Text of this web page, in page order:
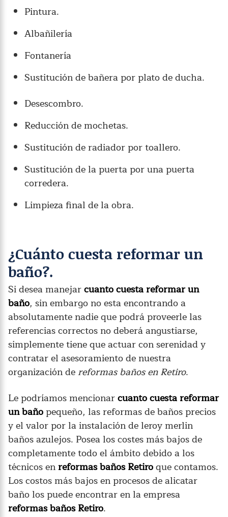
Pintura.
Albañilería
Fontanería
Sustitución de bañera por plato de ducha.
Desescombro.
Reducción de mochetas.
Sustitución de radiador por toallero.
Sustitución de la puerta por una puerta
corredera.
Limpieza final de la obra.
¿Cuánto cuesta reformar un
baño?.
Si desea manejarcuanto cuesta reformar un
baño, sin embargo no esta encontrando a
absolutamente nadie que podrá proveerle las
referencias correctos no deberá angustiarse,
simplemente tiene que actuar con serenidad y
contratar el asesoramiento de nuestra
organización de reformas baños en Retiro.
Le podríamos mencionarcuanto cuesta reformar
un baño pequeño, las reformas de baños precios
y el valor por la instalación de leroy merlin
baños azulejos. Posea los costes más bajos de
completamente todo el ámbito debido a los
técnicos enreformas baños Retiroque contamos.
Los costos más bajos en procesos de alicatar
baño los puede encontrar en la empresa
reformas baños Retiro.